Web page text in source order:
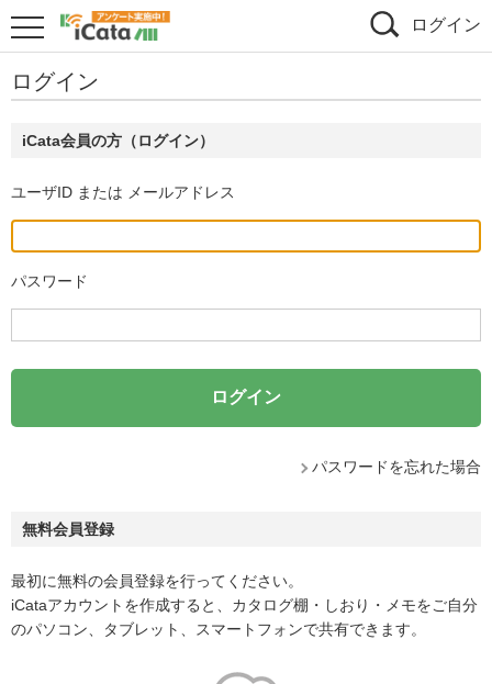
ログイン
ログイン
iCata会員の方（ログイン）
ユーザID または メールアドレス
パスワード
パスワードを忘れた場合
無料会員登録
最初に無料の会員登録を行ってください。
iCataアカウントを作成すると、カタログ棚・しおり・メモをご自分
のパソコン、タブレット、スマートフォンで共有できます。